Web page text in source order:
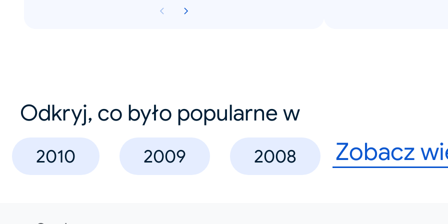
Odkryj, co było popularne w
2010 2009 2008 Zobacz